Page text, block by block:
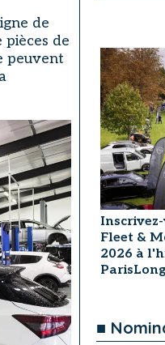
de
de
peuvent
Fleet &
2026 à
■